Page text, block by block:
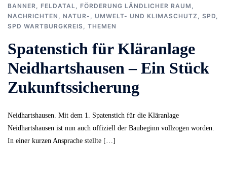
BANNER
FELDATAL FÖRDERUNG LÄNDLICHER RAUM
NACHRICHTEN
NATUR-, UMWELT- UND KLIMASCHUTZ SPD
SPD WARTBURGKREIS
THEMEN
Spatenstich für Kläranlage
Neidhartshausen – Ein Stück
Zukunftssicherung
Neidhartshausen. Mit dem 1. Spatenstich für die Kläranlage
Neidhartshausen ist nun auch offiziell der Baubeginn vollzogen worden.
In einer kurzen Ansprache stellte […]